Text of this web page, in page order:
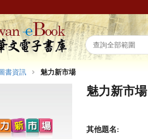
書資訊 魅力新市場
魅力新市場
其他題名: